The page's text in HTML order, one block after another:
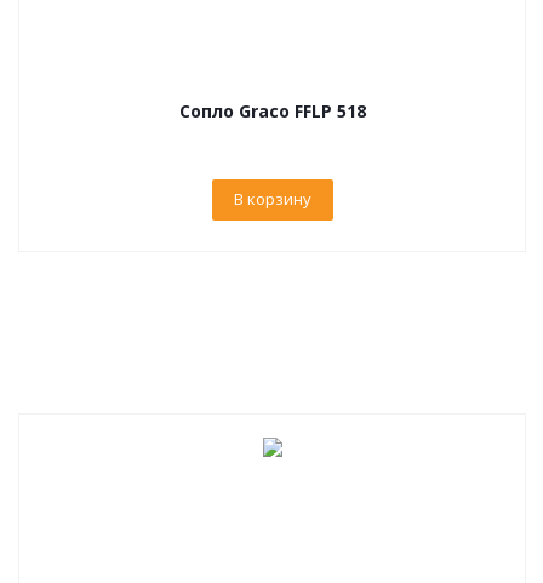
Сопло Graco FFLP 518
В корзину